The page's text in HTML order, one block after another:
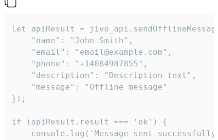
let apiResult =
    "name": "John Smith",
    "email": "email@example.com",
    "phone": "+14084987855",
    "description": "Description text",
    "message": "Offline message"
});
if (apiResult.result === 'ok') {
console.log('Message sent